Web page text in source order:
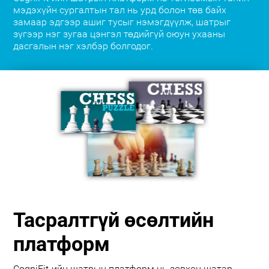
мэдэхүйн сургалтын тал нь урд болон төв байх
замаар эдгээр ашиг тусыг нэмэгдүүлж, шатрыг
зүгээр нэг зугаа цэнгэл төдийгүй оюун ухааны
дасгалын нэг хэлбэр болгодог.
Тасралтгүй өсөлтийн
платформ